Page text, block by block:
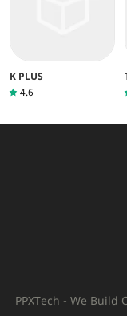
K PLUS
4.6
PPXTech - We Build